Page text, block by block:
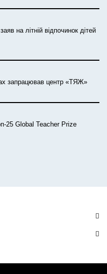
на літній відпочинок дітей
запрацював центр «ТЯЖ»
25 Global Teacher Prize